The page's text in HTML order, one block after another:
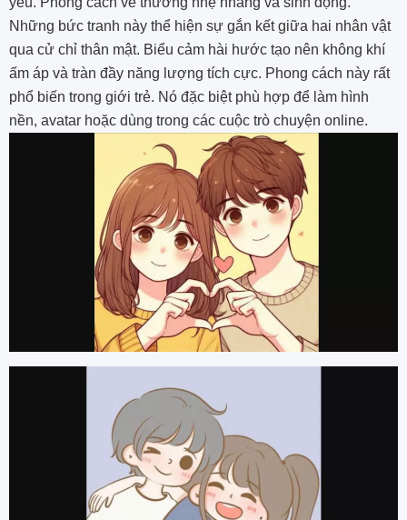
Những bức tranh này thể hiện sự gắn kết giữa hai nhân vật
qua cử chỉ thân mật. Biểu cảm hài hước tạo nên không khí
ấm áp và tràn đầy năng lượng tích cực. Phong cách này rất
phổ biến trong giới trẻ. Nó đặc biệt phù hợp để làm hình
nền, avatar hoặc dùng trong các cuộc trò chuyện online.